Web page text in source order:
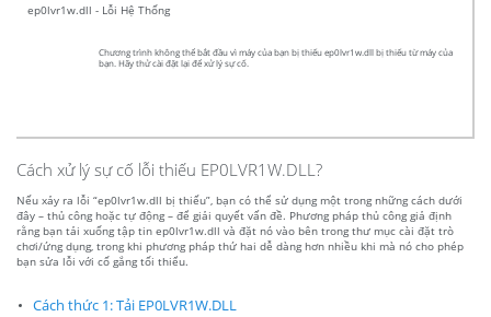
ep0lvr1w.dll - Lỗi Hệ Thống
Chương trình không thể bắt đầu vì máy của bạn bị thiếu ep0lvr1w.dll bị thiếu từ máy của
bạn. Hãy thử cài đặt lại để xử lý sự cố.
Cách xử lý sự cố lỗi thiếu EP0LVR1W.DLL?
Nếu xảy ra lỗi “ep0lvr1w.dll bị thiếu”, bạn có thể sử dụng một trong những cách dưới
đây – thủ công hoặc tự động – để giải quyết vấn đề. Phương pháp thủ công giả định
rằng bạn tải xuống tập tin ep0lvr1w.dll và đặt nó vào bên trong thư mục cài đặt trò
chơi/ứng dụng, trong khi phương pháp thứ hai dễ dàng hơn nhiều khi mà nó cho phép
bạn sửa lỗi với cố gắng tối thiểu.
Cách thức 1: Tải EP0LVR1W.DLL